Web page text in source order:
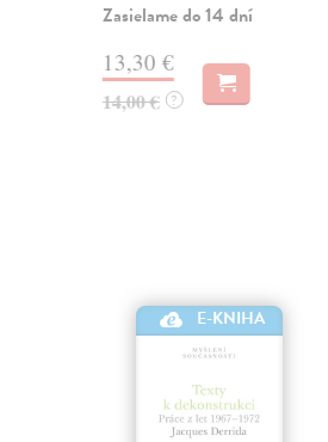
Zasielame do 14 dní
13,30 €
14,00 € ?
E-KNIHA